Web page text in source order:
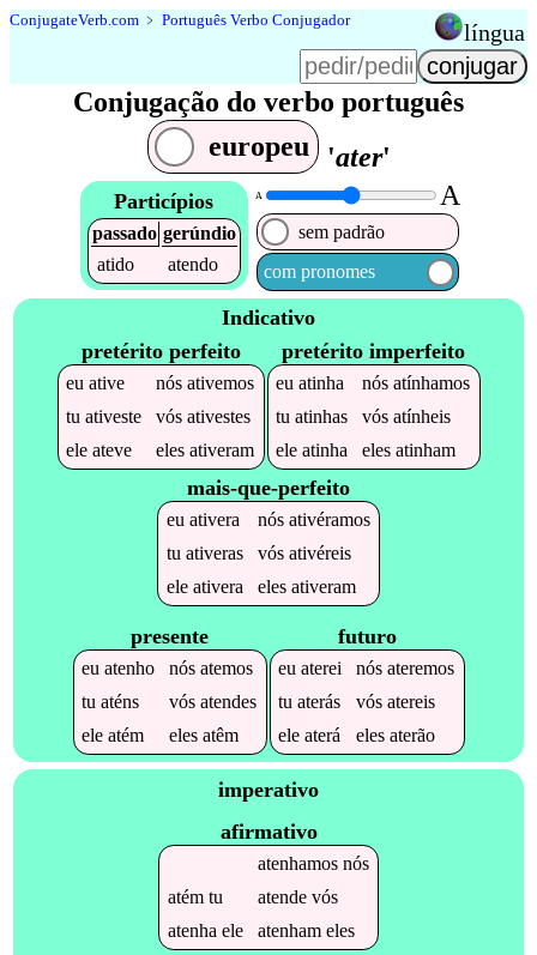
ConjugateVerb.com ﹥ Português Verbo Conjugador língua
Conjugação do verbo português
europeu
'ater'
Particípios
passado gerúndio
atido
atendo
A A
sem padrão
com pronomes
Indicativo
pretérito perfeito
euative nósativemos
tuativeste vósativestes
eleateve elesativeram
pretérito imperfeito
euatinha nósatínhamos
tuatinhas vósatínheis
eleatinha elesatinham
mais-que-perfeito
eu ativera nós ativéramos
tu ativeras vós ativéreis
ele ativera eles ativeram
presente
euatenho nósatemos
tuaténs vósatendes
eleatém elesatêm
futuro
euaterei nósateremos
tuaterás vósatereis
eleaterá elesaterão
imperativo
afirmativo
atenhamosnós
atémtu atendevós
atenha ele atenhameles